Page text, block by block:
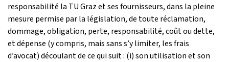
responsabilité la TU Graz et ses fournisseurs, dans la pleine
mesure permise par la législation, de toute réclamation,
dommage, obligation, perte, responsabilité, coût ou dette,
et dépense (y compris, mais sans s’y limiter, les frais
d’avocat) découlant de ce qui suit : (i) son utilisation et son